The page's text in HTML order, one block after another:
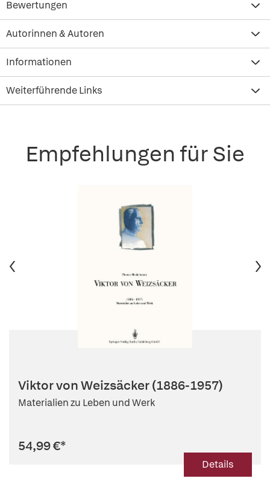
Bewertungen
Autorinnen & Autoren
Informationen
Weiterführende Links
Empfehlungen für Sie
Viktor von Weizsäcker (1886-1957)
Materialien zu Leben und Werk
54,99 €*
Details